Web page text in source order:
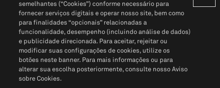
Não Venda Minhas Informações Pessoais© 2026 S&P Global
semelhantes (“Cookies”) conforme necessário para
fornecer serviços digitais e operar nosso site, bem como
para finalidades “opcionais” relacionadas a
funcionalidade, desempenho (incluindo análise de dados)
e publicidade direcionada. Para aceitar, rejeitar ou
modificar suas configurações de cookies, utilize os
botões neste banner. Para mais informações ou para
alterar sua escolha posteriormente, consulte nosso Aviso
sobre Cookies.